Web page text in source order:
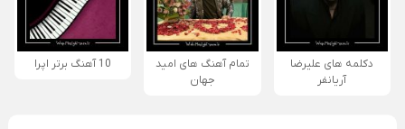
دکلمه های علیرضا
آریانفر
تمام آهنگ های امید
جهان
10 آهنگ برتر اپرا